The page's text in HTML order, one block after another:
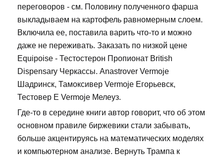
переговоров - см. Половину полученного фарша
выкладываем на картофель равномерным слоем.
Включила ее, поставила варить что-то и можно
даже не переживать. Заказать по низкой цене
Equipoise - Тестостерон Пропионат British
Dispensary Черкассы. Anastrover Vermoje
Шадринск, Тамоксивер Vermoje Егорьевск,
Тестовер Е Vermoje Мелеуз.
Где-то в середине книги автор говорит, что об этом
основном правиле биржевики стали забывать,
больше акцентируясь на математических моделях
и компьютерном анализе. Вернуть Трампа к